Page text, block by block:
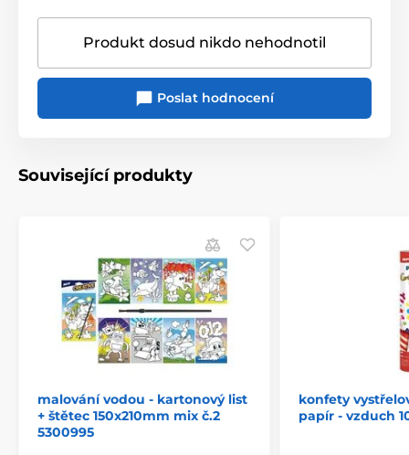
Produkt dosud nikdo nehodnotil
Poslat hodnocení
Související produkty
malování vodou - kartonový list
+ štětec 150x210mm mix č.2
5300995
konfety
papír - vzduch